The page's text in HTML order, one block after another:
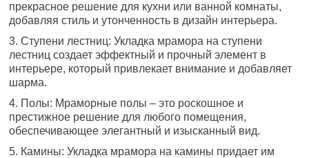
прекрасное решение для кухни или ванной комнаты,
добавляя стиль и утонченность в дизайн интерьера.
3. Ступени лестниц: Укладка мрамора на ступени
лестниц создает эффектный и прочный элемент в
интерьере, который привлекает внимание и добавляет
шарма.
4. Полы: Мраморные полы – это роскошное и
престижное решение для любого помещения,
обеспечивающее элегантный и изысканный вид.
5. Камины: Укладка мрамора на камины придает им